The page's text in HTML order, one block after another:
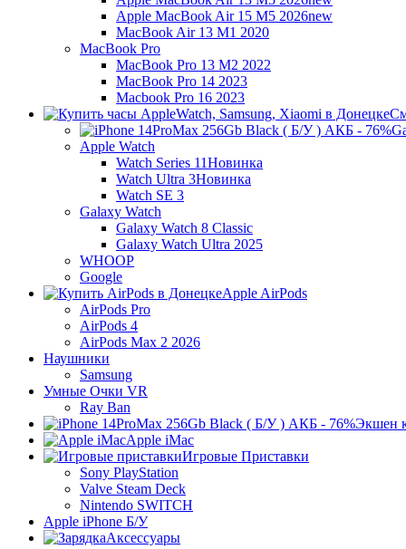
Apple MacBook Air 15 M5 2026new
MacBook Air 13 M1 2020
MacBook Pro
MacBook Pro 13 M2 2022
MacBook Pro 14 2023
Macbook Pro 16 2023
Apple Watch
Watch Series 11Новинка
Watch Ultra 3Новинка
Watch SE 3
Galaxy Watch
Galaxy Watch 8 Classic
Galaxy Watch Ultra 2025
WHOOP
Google
Apple AirPods
AirPods Pro
AirPods 4
AirPods Max 2 2026
Наушники
Samsung
Умные Очки VR
Ray Ban
Экшен
Apple iMac
Игровые Приставки
Sony PlayStation
Valve Steam Deck
Nintendo SWITCH
Apple iPhone Б/У
Аксессуары